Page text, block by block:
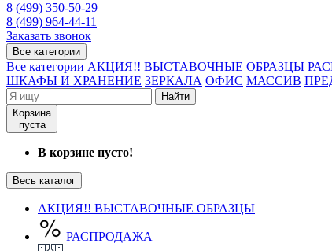
8 (499) 350-50-29
8 (499) 964-44-11
Заказать звонок
Все категории
Все категории АКЦИЯ!! ВЫСТАВОЧНЫЕ ОБРАЗЦЫ
ШКАФЫ И ХРАНЕНИЕ ЗЕРКАЛА ОФИС МАССИВ
Найти
Корзина
пуста
В корзине пусто!
Весь каталог
АКЦИЯ!! ВЫСТАВОЧНЫЕ ОБРАЗЦЫ
РАСПРОДАЖА